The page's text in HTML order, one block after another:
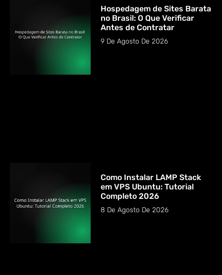
Hospedagem de Sites Barata
no Brasil: O Que Verificar
Antes de Contratar
9 De Agosto De 2026
Como Instalar LAMP Stack
em VPS Ubuntu: Tutorial
Completo 2026
8 De Agosto De 2026